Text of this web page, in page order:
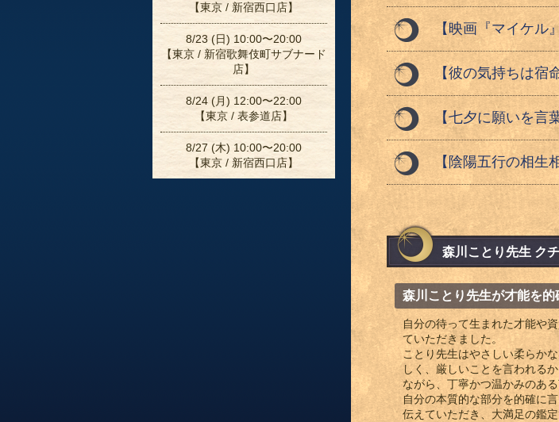
【東京 / 新宿西口店】
8/23 (日) 10:00〜20:00
【東京 / 新宿歌舞伎町サブナード
店】
8/24 (月) 12:00〜22:00
【東京 / 表参道店】
8/27 (木) 10:00〜20:00
【東京 / 新宿西口店】
【映画『マイケル
【彼の気持ちは宿
【七夕に願いを言
【陰陽五行の相生
森川ことり先生 ク
森川ことり先生が才能を
自分の待って生まれた才能や
ていただきました。
ことり先生はやさしい柔らか
しく、厳しいことを言われる
ながら、丁寧かつ温かみのあ
自分の本質的な部分を的確に
伝えていただき、大満足の鑑